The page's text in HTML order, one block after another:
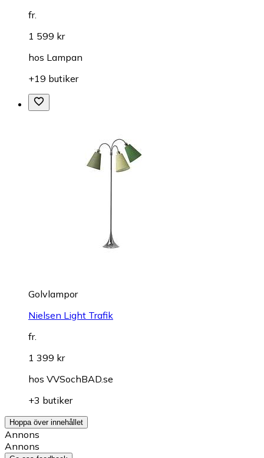
fr.
1 599 kr
hos Lampan
+19 butiker
Golvlampor
Nielsen Light Trafik
fr.
1 399 kr
hos VVSochBAD.se
+3 butiker
Hoppa över innehållet
Annons
Annons